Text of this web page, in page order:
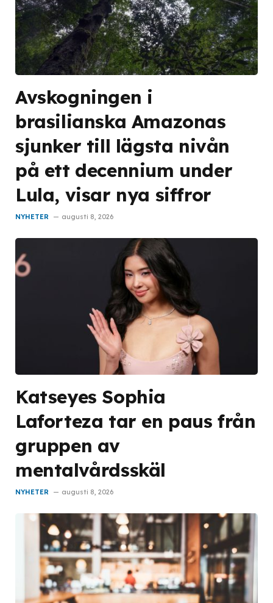
Avskogningen i
brasilianska Amazonas
sjunker till lägsta nivån
på ett decennium under
Lula, visar nya siffror
NYHETER augusti 8, 2026
Katseyes Sophia
Laforteza tar en paus från
gruppen av
mentalvårdsskäl
NYHETER augusti 8, 2026